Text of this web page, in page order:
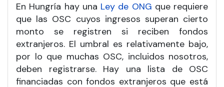
En Hungría hay una Ley de ONG que requiere
que las OSC cuyos ingresos superan cierto
monto se registren si reciben fondos
extranjeros. El umbral es relativamente bajo,
por lo que muchas OSC, incluidos nosotros,
deben registrarse. Hay una lista de OSC
financiadas con fondos extranjeros que está